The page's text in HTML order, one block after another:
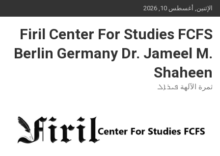
Skip
to
الإثنين, أغسطس 10, 2026
Firil Center For Studies FCFS
Berlin Germany Dr. Jameel M.
Shaheen
ثمرة الآلهة ܦܝܪܐܠ